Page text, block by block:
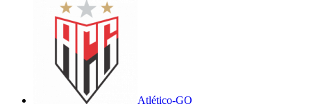
Atlético-GO